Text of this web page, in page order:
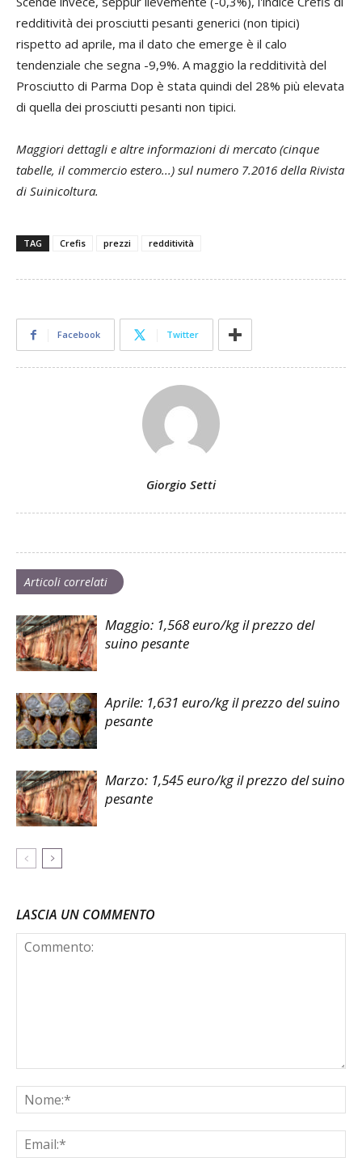
redditività dei prosciutti pesanti generici (non tipici)
rispetto ad aprile, ma il dato che emerge è il calo
tendenziale che segna -9,9%. A maggio la redditività del
Prosciutto di Parma Dop è stata quindi del 28% più elevata
di quella dei prosciutti pesanti non tipici.
Maggiori dettagli e altre informazioni di mercato (cinque
tabelle, il commercio estero...) sul numero 7.2016 della Rivista
di Suinicoltura.
TAG Crefis prezzi redditività
Facebook Twitter
Giorgio Setti
Articoli correlati
Maggio: 1,568 euro/kg il prezzo del
suino pesante
Aprile: 1,631 euro/kg il prezzo del suino
pesante
Marzo: 1,545 euro/kg il prezzo del suino
pesante
LASCIA UN COMMENTO